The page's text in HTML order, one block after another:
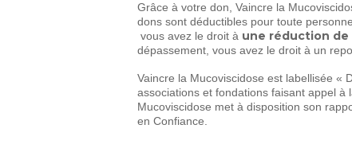
Grâce à votre don, Vaincre la
dons sont déductibles pour toute
vous avez le droit à une réduction de
dépassement, vous avez le droit à un
Vaincre la Mucoviscidose est labellisée «
associations et fondations faisant appel
Mucoviscidose met à disposition son
en Confiance.